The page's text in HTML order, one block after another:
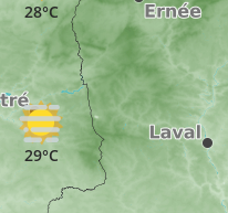
28°C
29°C